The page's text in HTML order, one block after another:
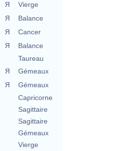
Я
Vierge
Я
Balance
Я
Cancer
Я
Balance
Taureau
Я
Gémeaux
Я
Gémeaux
Capricorne
Sagittaire
Sagittaire
Gémeaux
Vierge